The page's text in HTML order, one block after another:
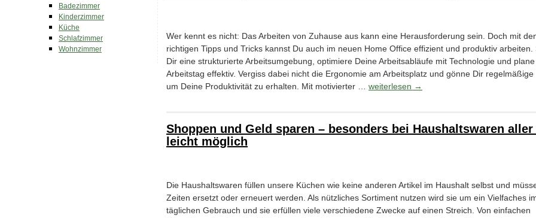
Wer kennt es nicht: Das Arbeiten von Zuhause aus kann eine Herausforderung sein. Doch mit
richtigen Tipps und Tricks kannst Du auch im neuen Home Office effizient und produktiv arbeiten.
Dir eine strukturierte Arbeitsumgebung, optimiere Deine Arbeitsabläufe mit Technologie und
Arbeitstag effektiv. Vergiss dabei nicht die Ergonomie am Arbeitsplatz und gönne Dir regelmäßige
um Deine Produktivität zu erhalten. Mit motivierter … weiterlesen →
Shoppen und Geld sparen – besonders bei Haushaltswaren aller
leicht möglich
Die Haushaltswaren füllen unsere Küchen wie keine anderen Artikel im Haushalt selbst und
Zeiten ersetzt oder erneuert werden. Als nützliches Sortiment nutzen wird sie um ein Vielfaches
täglichen Gebrauch und sie erfüllen viele verschiedene Zwecke auf einen Streich. Von einfachen
Badezimmer
Kinderzimmer
Küche
Schlafzimmer
Wohnzimmer